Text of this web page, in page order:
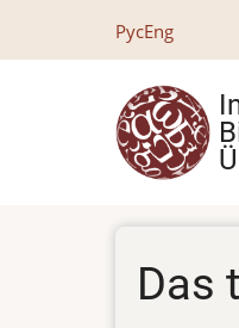
РусEng
Das